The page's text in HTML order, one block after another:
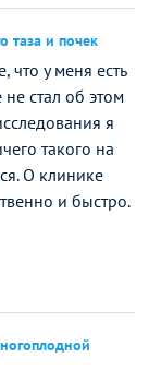
таза и почек
что у меня есть
стал об этом
я
такого на
О клинике
и быстро.